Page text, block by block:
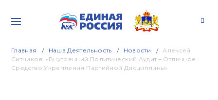
Главная Наша Деятельность Новости
Алексей
Ситников: «Внутренний Политический Аудит – Отличное
Средство Укрепления Партийной Дисциплины»